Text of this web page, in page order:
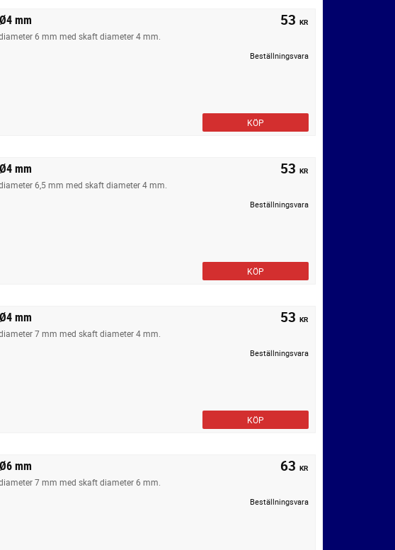
mm
6 mm med skaft diameter 4 mm.
53 KR
Beställningsvara
KÖP
mm
6,5 mm med skaft diameter 4 mm.
53 KR
Beställningsvara
KÖP
mm
7 mm med skaft diameter 4 mm.
53 KR
Beställningsvara
KÖP
mm
7 mm med skaft diameter 6 mm.
63 KR
Beställningsvara